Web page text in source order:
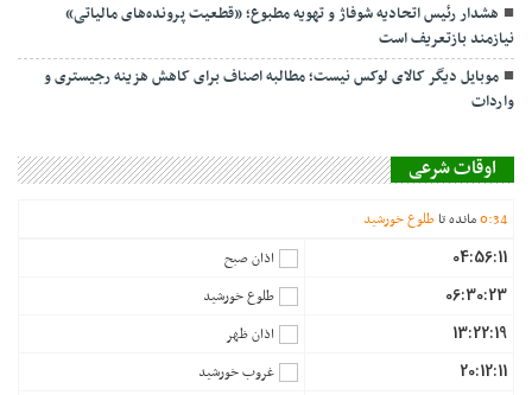
هشدار رئیس اتحادیه شوفاژ و تهویه مطبوع؛ «قطعیت پرونده‌های مالیاتی»
نیازمند بازتعریف است
موبایل دیگر کالای لوکس نیست؛ مطالبه اصناف برای کاهش هزینه رجیستری و
واردات
اوقات شرعی
0:34 مانده تا طلوع خورشید
04:56:11 اذان صبح
06:30:23 طلوع خورشید
13:22:19 اذان ظهر
20:12:11 غروب خورشید